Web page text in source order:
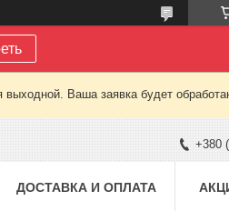
Ваша заявка будет
+380
ДОСТАВКА И ОПЛАТА